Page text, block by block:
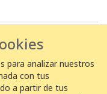
para analizar nuestros
con tus
a partir de tus